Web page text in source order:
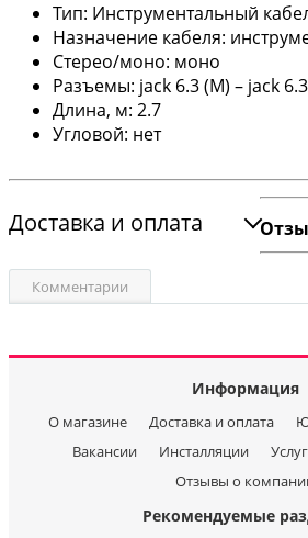
Тип: Инструментальный
Назначение кабеля:
Стерео/моно: моно
Разъемы: jack 6.3 (M) – jack
Длина, м: 2.7
Угловой: нет
Доставка и оплата
Комментарии
Информация
О магазине Доставка и оплата
Вакансии
Инсталляции
Отзывы о
Рекомендуемые